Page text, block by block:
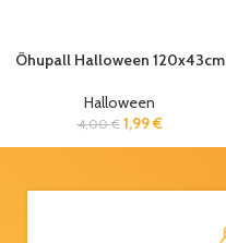
Õhupall Halloween 120x43cm
Halloween
4,00€ 1,99€